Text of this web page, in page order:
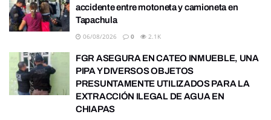
accidente entre motoneta y camioneta en
Tapachula
06/08/2026 0 2.1K
FGR ASEGURA EN CATEO INMUEBLE, UNA
PIPA Y DIVERSOS OBJETOS
PRESUNTAMENTE UTILIZADOS PARA LA
EXTRACCIÓN ILEGAL DE AGUA EN
CHIAPAS